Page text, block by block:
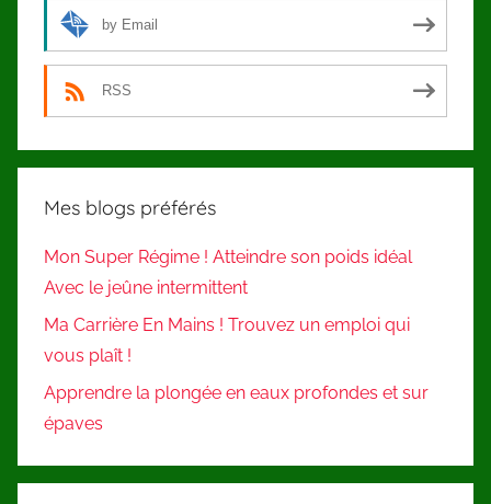
by Email
RSS
Mes blogs préférés
Mon Super Régime ! Atteindre son poids idéal
Avec le jeûne intermittent
Ma Carrière En Mains ! Trouvez un emploi qui
vous plaît !
Apprendre la plongée en eaux profondes et sur
épaves